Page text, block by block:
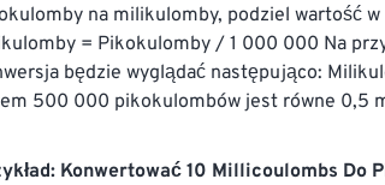
na milikulomby, podziel wartość
= Pikokulomby / 1 000 000 Na
będzie wyglądać następująco:
500 000 pikokulombów jest równe 0,5
Konwertować 10 Millicoulombs Do